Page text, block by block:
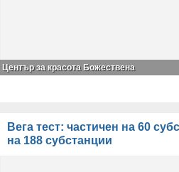
Център за красота Божествена
Вега тест: частичен на 60
на 188 субстанции